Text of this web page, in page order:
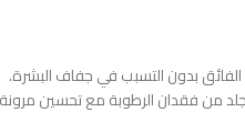
الفائق بدون التسبب في جفاف البشرة.
على 92% من بروتين لعاب الحلزون يساعد على حماية الجلد من